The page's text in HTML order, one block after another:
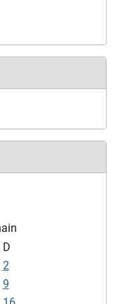
D
2
9